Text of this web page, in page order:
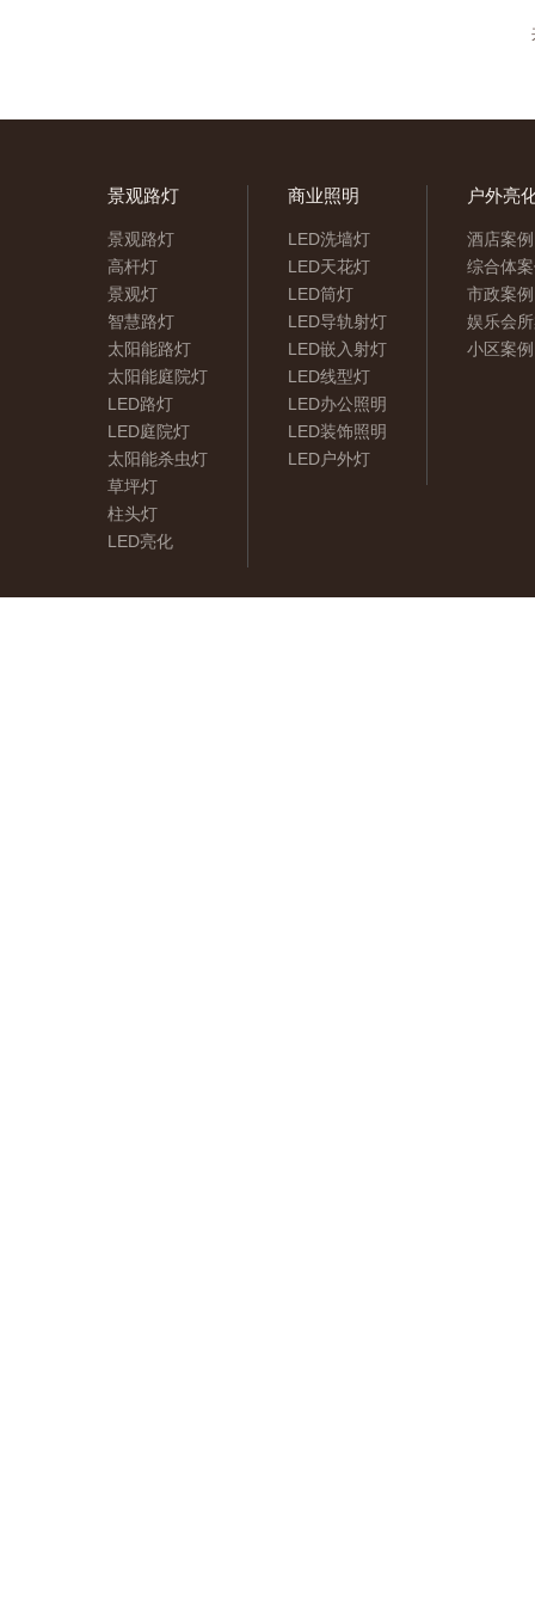
景观路灯
景观路灯
高杆灯
景观灯
智慧路灯
太阳能路灯
太阳能庭院灯
LED路灯
LED庭院灯
太阳能杀虫灯
草坪灯
柱头灯
LED亮化
商业照明
LED洗墙灯
LED天花灯
LED筒灯
LED导轨射灯
LED嵌入射灯
LED线型灯
LED办公照明
LED装饰照明
LED户外灯
户外亮
酒店案例
综合体
市政案例
娱乐会
小区案例